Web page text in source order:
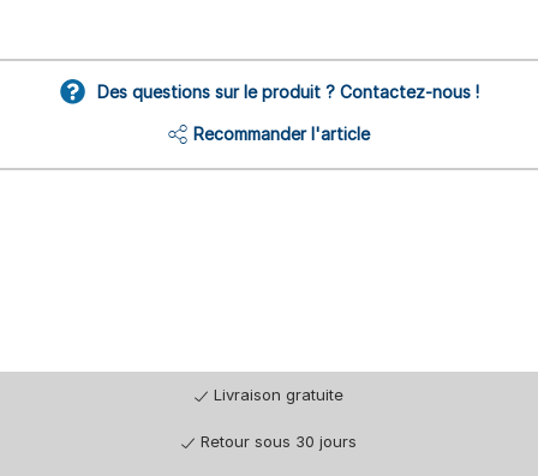
Des questions sur le produit ? Contactez-nous !
Recommander l'article
Livraison gratuite
Retour sous 30 jours